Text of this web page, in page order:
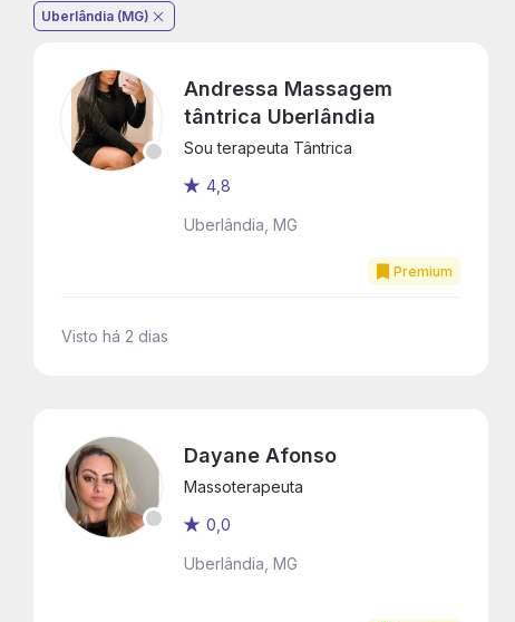
Uberlândia (MG)
Premium
Andressa Massagem
tântrica Uberlândia
Sou terapeuta Tântrica
4,8
Uberlândia, MG
Visto há 2 dias
Dayane Afonso
Massoterapeuta
0,0
Uberlândia, MG